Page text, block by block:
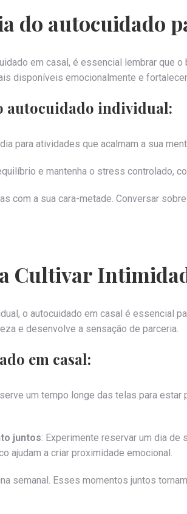
do autocuidado
em casal, é essencial lembrar que
disponíveis emocionalmente e
autocuidado individual:
para atividades que acalmam a sua
e mantenha o stress controlado,
com a sua cara-metade. Conversar
Cultivar
o autocuidado em casal é essencial
e desenvolve a sensação de parceria.
em casal:
um tempo longe das telas para
juntos: Experimente reservar um dia de
ajudam a criar proximidade emocional.
semanal. Esses momentos juntos